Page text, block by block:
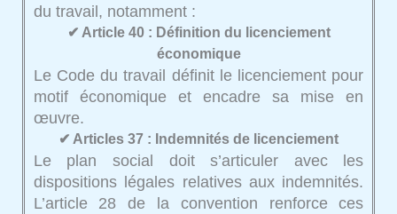
du travail, notamment :
✔ Article 40 : Définition du licenciement
économique
Le Code du travail définit le licenciement pour
motif économique et encadre sa mise en
œuvre.
✔ Articles 37 : Indemnités de licenciement
Le plan social doit s’articuler avec les
dispositions légales relatives aux indemnités.
L’article 28 de la convention renforce ces